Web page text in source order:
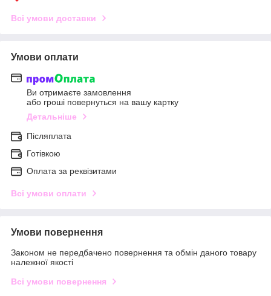
Всі умови доставки
Умови оплати
Ви отримаєте замовлення
або гроші повернуться на вашу картку
Детальніше
Післяплата
Готівкою
Оплата за реквізитами
Всі умови оплати
Умови повернення
Законом не передбачено повернення та обмін даного товару
належної якості
Всі умови повернення